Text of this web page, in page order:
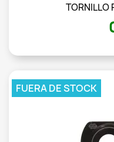
TORNILLO
FUERA DE STOCK